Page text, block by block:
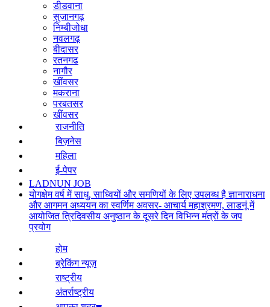
डीडवाना
सुजानगढ़
निम्बीजोधा
नवलगढ़
बीदासर
रतनगढ
नागौर
खींवसर
मकराना
परबतसर
खींवसर
राजनीति
बिज़नेस
महिला
ई-पेपर
LADNUN JOB
योगक्षेम वर्ष में साधु, साध्वियों और समणियों के लिए उपलब्ध है ज्ञानाराधना
और आगमन अध्ययन का स्वर्णिम अवसर- आचार्य महाश्रमण, लाडनूं में
आयोजित त्रिदिवसीय अनुष्ठान के दूसरे दिन विभिन्न मंत्रों के जप
प्रयोग
होम
ब्रेकिंग न्यूज़
राष्ट्रीय
अंतर्राष्ट्रीय